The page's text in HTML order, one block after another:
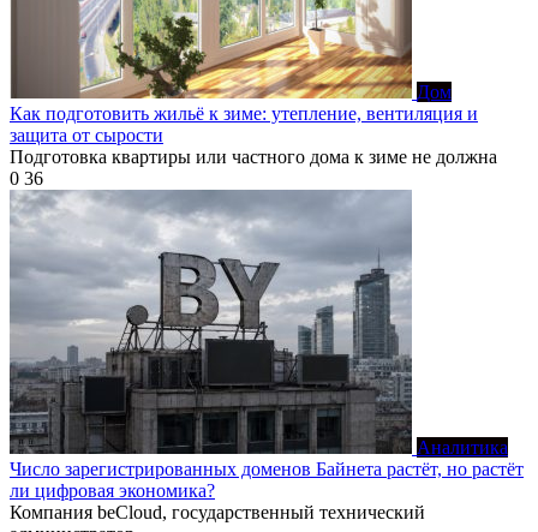
Дом
Как подготовить жильё к зиме: утепление, вентиляция и
защита от сырости
Подготовка квартиры или частного дома к зиме не должна
0 36
Аналитика
Число зарегистрированных доменов Байнета растёт, но растёт
ли цифровая экономика?
Компания beCloud, государственный технический